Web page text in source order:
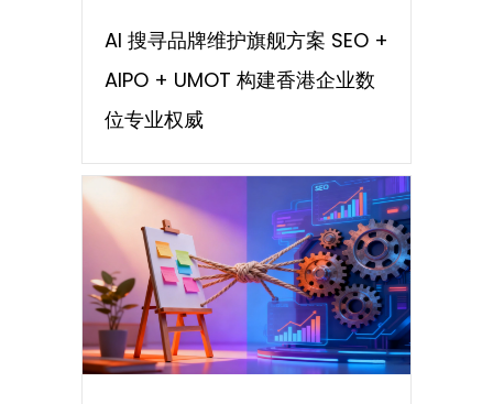
AI 搜寻品牌维护旗舰方案 SEO +
AIPO + UMOT 构建香港企业数
位专业权威